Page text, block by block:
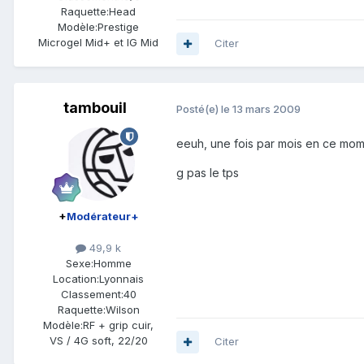
Raquette:Head
Modèle:Prestige
Microgel Mid+ et IG Mid
Citer
tambouil
+Modérateur+
49,9 k
Sexe:Homme
Location:Lyonnais
Classement:40
Raquette:Wilson
Modèle:RF + grip cuir,
VS / 4G soft, 22/20
Posté(e) le 13 mars 2009
eeuh, une fois par mois en ce
g pas le tps
Citer